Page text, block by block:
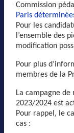
Commission
Paris
Pour les
l’ensemble des
modification
Pour plus
membres de la
La campagne
2023/2024 est
Pour rappel, le
cas :